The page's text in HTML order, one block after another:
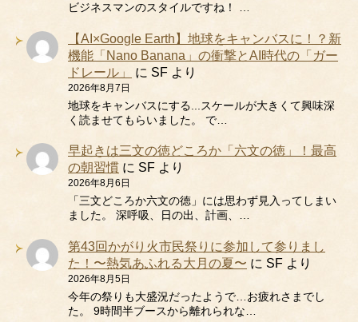
ビジネスマンのスタイルですね！ …
【AI×Google Earth】地球をキャンバスに！？新
機能「Nano Banana」の衝撃とAI時代の「ガー
ドレール」
に SF より
2026年8月7日
地球をキャンバスにする...スケールが大きくて興味深
く読ませてもらいました。 で…
早起きは三文の徳どころか「六文の徳」！最高
の朝習慣 に SF より
2026年8月6日
「三文どころか六文の徳」には思わず見入ってしまい
ました。 深呼吸、日の出、計画、…
第43回かがり火市民祭りに参加して参りまし
た！〜熱気あふれる大月の夏〜 に SF より
2026年8月5日
今年の祭りも大盛況だったようで…お疲れさまでし
た。 9時間半ブースから離れられな…